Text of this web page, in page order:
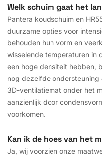
Welk schuim gaat het
Pantera koudschuim en
duurzame opties voor
behouden hun vorm en
wisselende temperaturen in
een hoge densiteit hebben,
nog dezelfde ondersteuning
3D-ventilatiemat onder het
aanzienlijk door
voorkomen.
Kan ik de hoes van het
Ja, wij voorzien onze